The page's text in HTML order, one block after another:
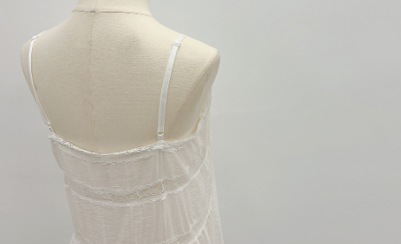
恩沛科技股份有限公司將有權停止該用戶之使用額度並採取法律行動。